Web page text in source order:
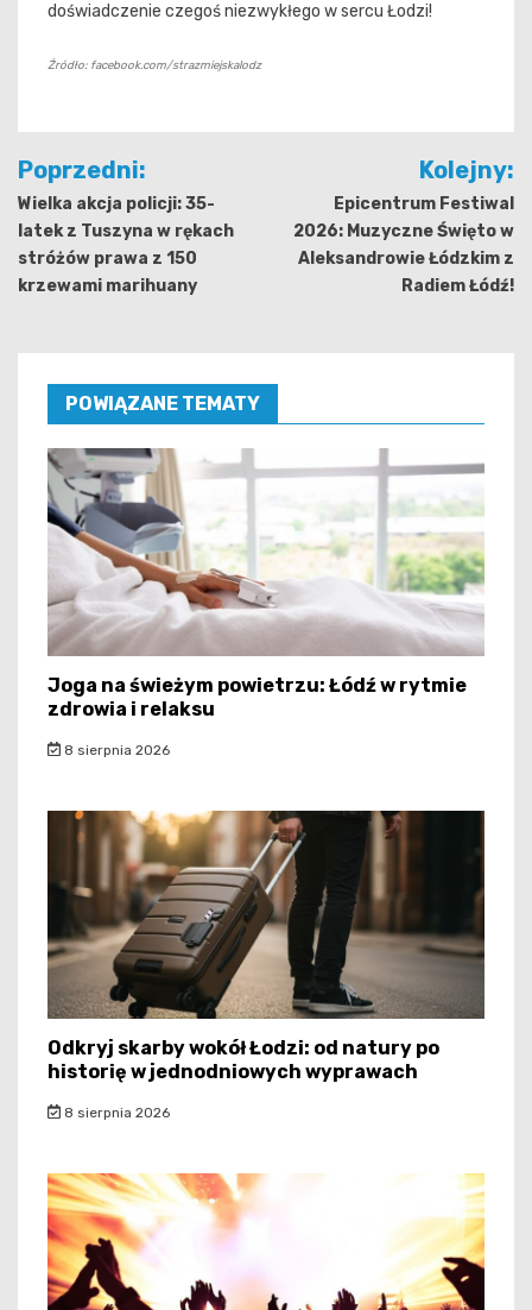
doświadczenie czegoś niezwykłego w sercu Łodzi!
Źródło: facebook.com/strazmiejskalodz
Nawigacja
wpisu
Poprzedni:
Wielka akcja policji: 35-
latek z Tuszyna w rękach
stróżów prawa z 150
krzewami marihuany
Kolejny:
Epicentrum Festiwal
2026: Muzyczne Święto w
Aleksandrowie Łódzkim z
Radiem Łódź!
POWIĄZANE TEMATY
Joga na świeżym powietrzu: Łódź w rytmie
zdrowia i relaksu
8 sierpnia 2026
Odkryj skarby wokół Łodzi: od natury po
historię w jednodniowych wyprawach
8 sierpnia 2026